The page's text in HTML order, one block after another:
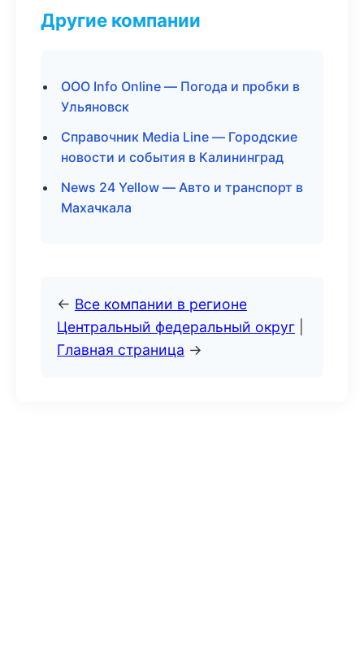
Другие компании
ООО Info Online — Погода и пробки в
Ульяновск
Справочник Media Line — Городские
новости и события в Калининград
News 24 Yellow — Авто и транспорт в
Махачкала
← Все компании в регионе
Центральный федеральный округ
Главная страница →